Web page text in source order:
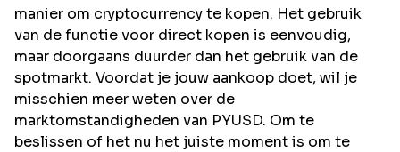
manier om cryptocurrency te kopen. Het gebruik
van de functie voor direct kopen is eenvoudig,
maar doorgaans duurder dan het gebruik van de
spotmarkt. Voordat je jouw aankoop doet, wil je
misschien meer weten over de
marktomstandigheden van PYUSD. Om te
beslissen of het nu het juiste moment is om te